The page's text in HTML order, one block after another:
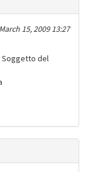
March 15, 2009 13:27
Soggetto del